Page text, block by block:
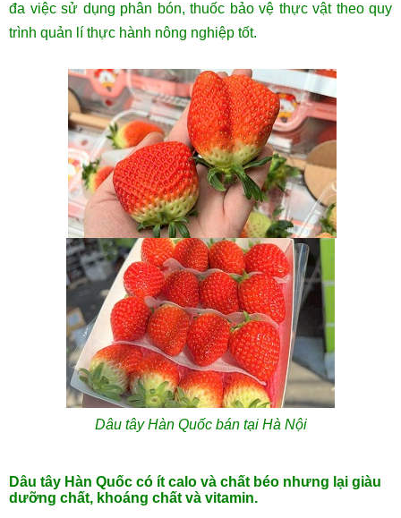
đa việc sử dụng phân bón, thuốc bảo vệ thực vật theo quy
trình quản lí thực hành nông nghiệp tốt.
Dâu tây Hàn Quốc bán tại Hà Nội
Dâu tây Hàn Quốc có ít calo và chất béo nhưng lại giàu
dưỡng chất, khoáng chất và vitamin.